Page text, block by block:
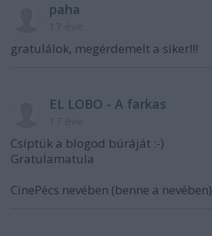
paha
gratulálok, megérdemelt a siker!!!
EL LOBO - A farkas
Csíptük a blogod búráját :-)
Gratulamatula
CinePécs nevében (benne a nevében)